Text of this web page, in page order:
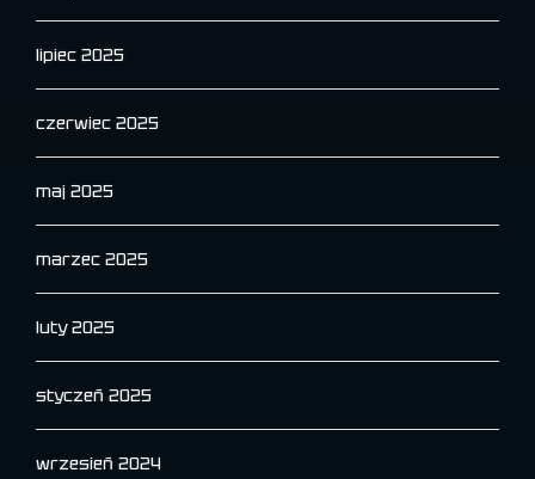
lipiec 2025
czerwiec 2025
maj 2025
marzec 2025
luty 2025
styczeń 2025
wrzesień 2024